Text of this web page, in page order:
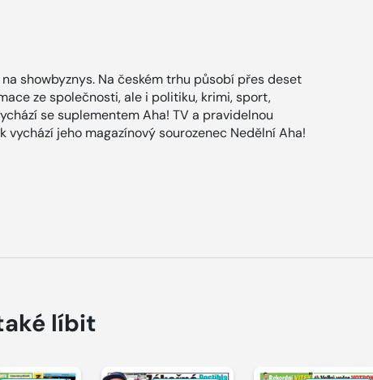
showbyznys. Na českém trhu působí přes deset
ze společnosti, ale i politiku, krimi, sport,
se suplementem Aha! TV a pravidelnou
vychází jeho magazínový sourozenec Nedělní Aha!
líbit